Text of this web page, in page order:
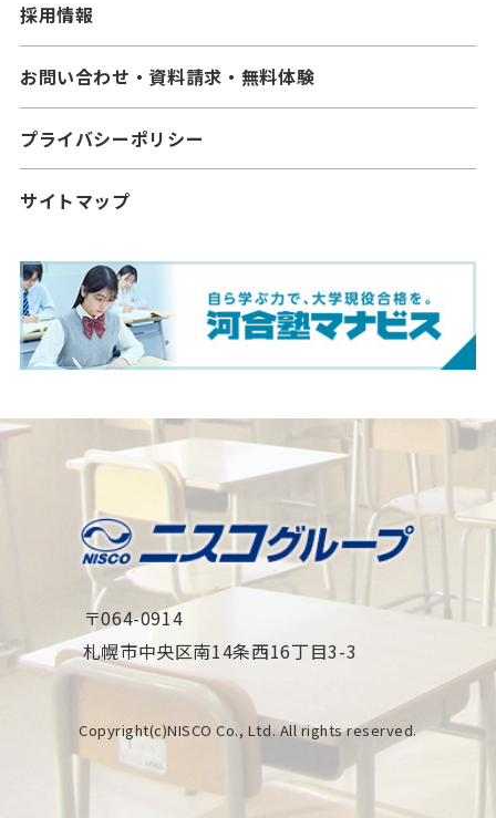
採用情報
お問い合わせ・資料請求・無料体験
プライバシーポリシー
サイトマップ
〒064-0914
札幌市中央区南14条西16丁目3-3
Copyright(c)NISCO Co., Ltd. All rights reserved.